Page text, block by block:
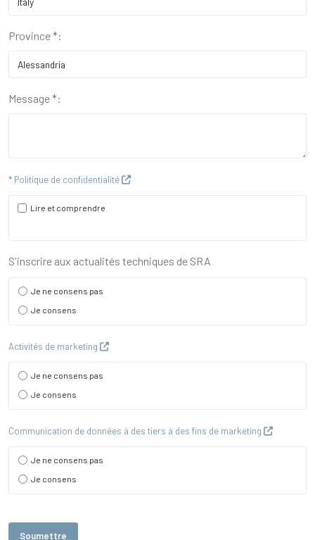
Province *:
Message *:
* Politique de confidentialité
Lire et comprendre
S'inscrire aux actualités techniques de SRA
Je ne consens pas
Je consens
Activités de marketing
Je ne consens pas
Je consens
Communication de données à des tiers à des fins de marketing
Je ne consens pas
Je consens